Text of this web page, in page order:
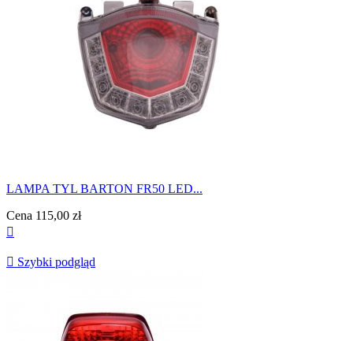
LAMPA TYL BARTON FR50 LED...
Cena 115,00 zł

 Szybki podgląd